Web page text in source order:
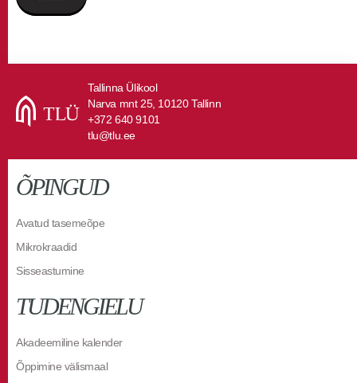
Tallinna Ülikool
Narva mnt 25, 10120 Tallinn
+372 640 9101
tlu@tlu.ee
ÕPINGUD
Avatud tasemeõpe
Mikrokraadid
Sisseastumine
TUDENGIELU
Akadeemiline kalender
Õppimine välismaal